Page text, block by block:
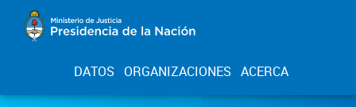
DATOS ORGANIZACIONES ACERCA